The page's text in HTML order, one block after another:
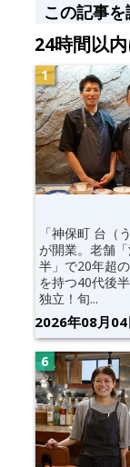
この記事
24時間以
「神保町 台（
が開業。老舗
半」で20年超
を持つ40代後
独立！旬...
2026年08月04